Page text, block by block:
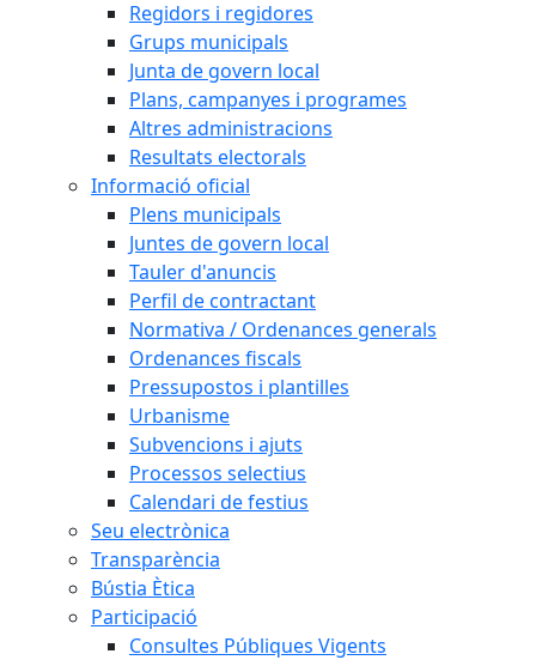
Regidors i regidores
Grups municipals
Junta de govern local
Plans, campanyes i programes
Altres administracions
Resultats electorals
Informació oficial
Plens municipals
Juntes de govern local
Tauler d'anuncis
Perfil de contractant
Normativa / Ordenances generals
Ordenances fiscals
Pressupostos i plantilles
Urbanisme
Subvencions i ajuts
Processos selectius
Calendari de festius
Seu electrònica
Transparència
Bústia Ètica
Participació
Consultes Públiques Vigents